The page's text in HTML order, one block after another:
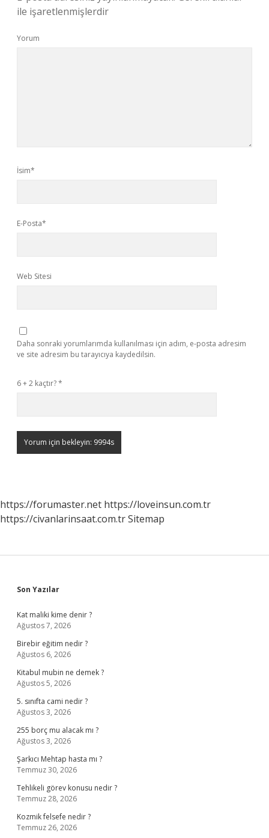
ile işaretlenmişlerdir
Yorum
İsim*
E-Posta*
Web Sitesi
Daha sonraki yorumlarımda kullanılması için adım, e-posta adresim
ve site adresim bu tarayıcıya kaydedilsin.
6 + 2 kaçtır?*
https://forumaster.net https://loveinsun.com.tr
https://civanlarinsaat.com.trSitemap
Sidebar
Son Yazılar
Kat maliki kime denir ?
Ağustos 7, 2026
Birebir eğitim nedir ?
Ağustos 6, 2026
Kitabul mubin ne demek ?
Ağustos 5, 2026
5. sınıfta cami nedir ?
Ağustos 3, 2026
255 borç mu alacak mı ?
Ağustos 3, 2026
Şarkıcı Mehtap hasta mı ?
Temmuz 30, 2026
Tehlikeli görev konusu nedir ?
Temmuz 28, 2026
Kozmik felsefe nedir ?
Temmuz 26, 2026